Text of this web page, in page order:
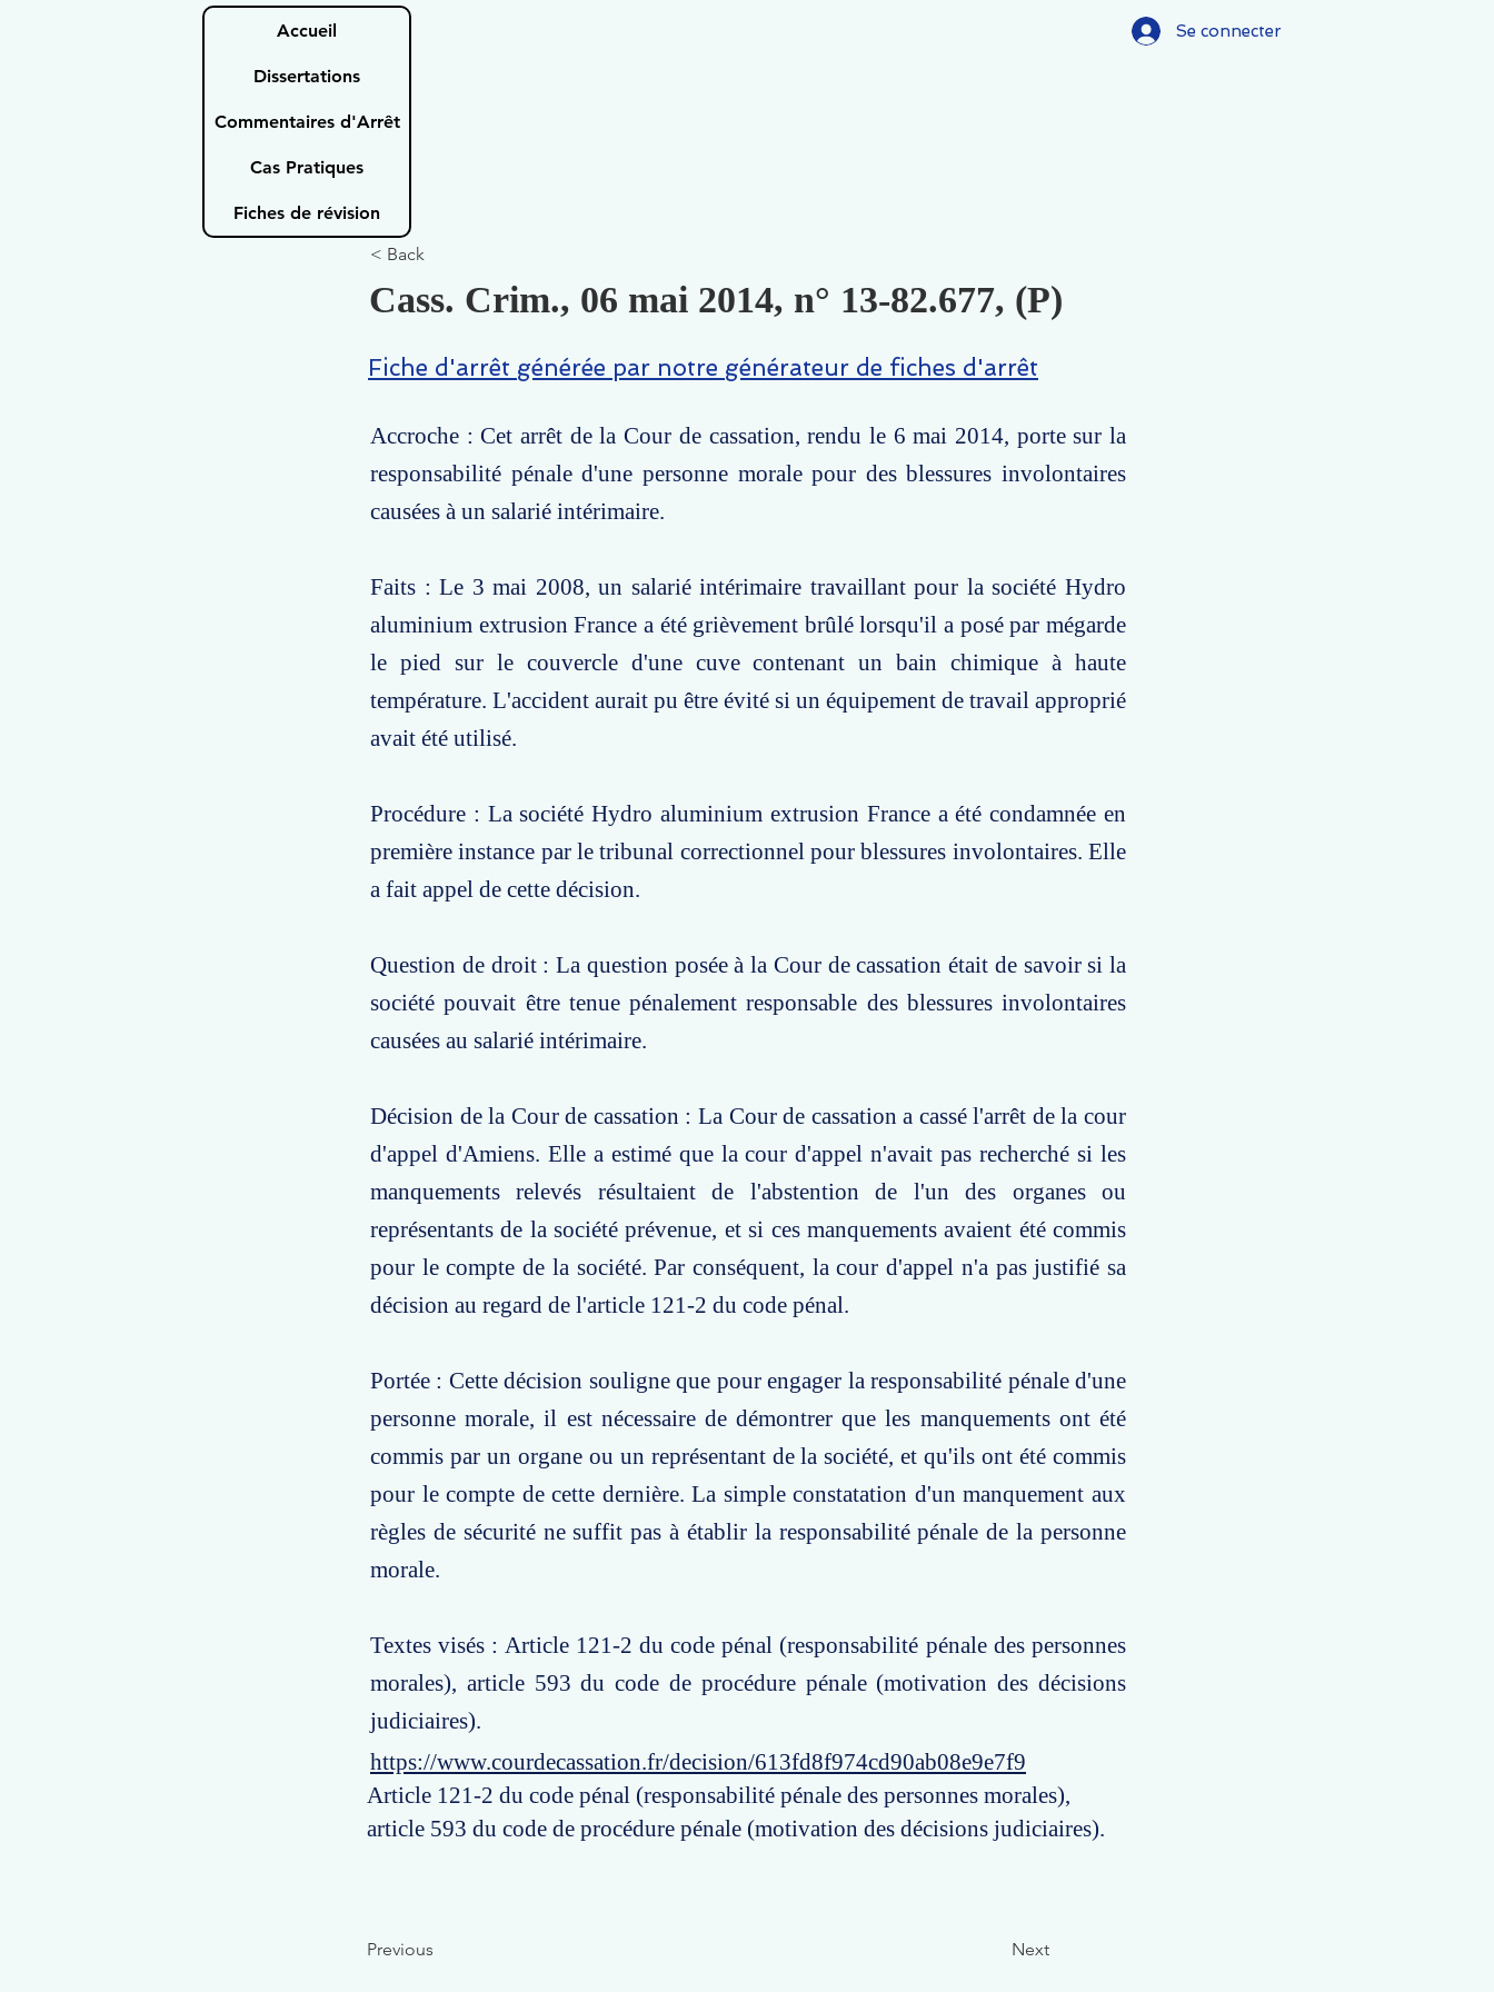
Accueil
Dissertations
Commentaires d'Arrêt
Cas Pratiques
Fiches de révision
Se connecter
< Back
Cass. Crim., 06 mai 2014, n° 13-82.677, (P)
Fiche d'arrêt générée par notre générateur de fiches d'arrêt
Accroche : Cet arrêt de la Cour de cassation, rendu le 6 mai 2014, porte sur la
responsabilité pénale d'une personne morale pour des blessures involontaires
causées à un salarié intérimaire.
Faits : Le 3 mai 2008, un salarié intérimaire travaillant pour la société Hydro
aluminium extrusion France a été grièvement brûlé lorsqu'il a posé par mégarde
le pied sur le couvercle d'une cuve contenant un bain chimique à haute
température. L'accident aurait pu être évité si un équipement de travail approprié
avait été utilisé.
Procédure : La société Hydro aluminium extrusion France a été condamnée en
première instance par le tribunal correctionnel pour blessures involontaires. Elle
a fait appel de cette décision.
Question de droit : La question posée à la Cour de cassation était de savoir si la
société pouvait être tenue pénalement responsable des blessures involontaires
causées au salarié intérimaire.
Décision de la Cour de cassation : La Cour de cassation a cassé l'arrêt de la cour
d'appel d'Amiens. Elle a estimé que la cour d'appel n'avait pas recherché si les
manquements relevés résultaient de l'abstention de l'un des organes ou
représentants de la société prévenue, et si ces manquements avaient été commis
pour le compte de la société. Par conséquent, la cour d'appel n'a pas justifié sa
décision au regard de l'article 121-2 du code pénal.
Portée : Cette décision souligne que pour engager la responsabilité pénale d'une
personne morale, il est nécessaire de démontrer que les manquements ont été
commis par un organe ou un représentant de la société, et qu'ils ont été commis
pour le compte de cette dernière. La simple constatation d'un manquement aux
règles de sécurité ne suffit pas à établir la responsabilité pénale de la personne
morale.
Textes visés : Article 121-2 du code pénal (responsabilité pénale des personnes
morales), article 593 du code de procédure pénale (motivation des décisions
judiciaires).
https://www.courdecassation.fr/decision/613fd8f974cd90ab08e9e7f9
Article 121-2 du code pénal (responsabilité pénale des personnes morales),
article 593 du code de procédure pénale (motivation des décisions judiciaires).
Previous Next